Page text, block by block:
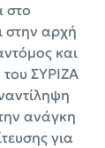
στο
στην αρχή
και
του ΣΥΡΙΖΑ
ανάγκη
για